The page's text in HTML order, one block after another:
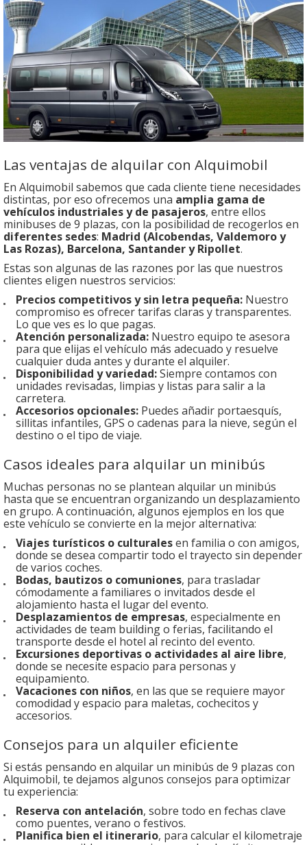
Las ventajas de alquilar con Alquimobil
En Alquimobil sabemos que cada cliente tiene necesidades
distintas, por eso ofrecemos una amplia gama de
vehículos industriales y de pasajeros, entre ellos
minibuses de 9 plazas, con la posibilidad de recogerlos en
diferentes sedes: Madrid (Alcobendas, Valdemoro y
Las Rozas), Barcelona, Santander y Ripollet.
Estas son algunas de las razones por las que nuestros
clientes eligen nuestros servicios:
Precios competitivos y sin letra pequeña: Nuestro
compromiso es ofrecer tarifas claras y transparentes.
Lo que ves es lo que pagas.
Atención personalizada: Nuestro equipo te asesora
para que elijas el vehículo más adecuado y resuelve
cualquier duda antes y durante el alquiler.
Disponibilidad y variedad:Siempre contamos con
unidades revisadas, limpias y listas para salir a la
carretera.
Accesorios opcionales: Puedes añadir portaesquís,
sillitas infantiles, GPS o cadenas para la nieve, según el
destino o el tipo de viaje.
Casos ideales para alquilar un minibús
Muchas personas no se plantean alquilar un minibús
hasta que se encuentran organizando un desplazamiento
en grupo. A continuación, algunos ejemplos en los que
este vehículo se convierte en la mejor alternativa:
Viajes turísticos o culturalesen familia o con amigos,
donde se desea compartir todo el trayecto sin depender
de varios coches.
Bodas, bautizos o comuniones, para trasladar
cómodamente a familiares o invitados desde el
alojamiento hasta el lugar del evento.
Desplazamientos de empresas, especialmente en
actividades de team building o ferias, facilitando el
transporte desde el hotel al recinto del evento.
Excursiones deportivas o actividades al aire libre,
donde se necesite espacio para personas y
equipamiento.
Vacaciones con niños, en las que se requiere mayor
comodidad y espacio para maletas, cochecitos y
accesorios.
Consejos para un alquiler eficiente
Si estás pensando en alquilar un minibús de 9 plazas con
Alquimobil, te dejamos algunos consejos para optimizar
tu experiencia:
Reserva con antelación, sobre todo en fechas clave
como puentes, verano o festivos.
Planifica bien el itinerario, para calcular el kilometraje